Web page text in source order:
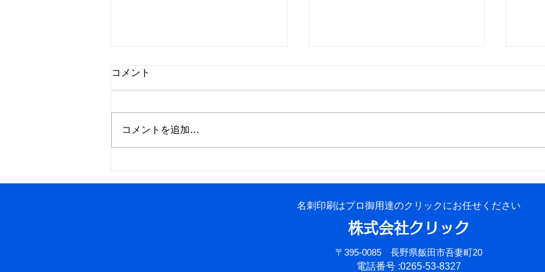
綻しない...？老後不安を煽る
民の借金ではない／そもそも
返済しなくていい？／国債60
年償還ルールは詭弁？
に
コメント
コメントを追加…
名刺印刷はプロ御用達のクリックにお任せください
株式会社クリック
〒395-0085 長野県飯田市吾妻町20
電話番号 :0265-53-8327